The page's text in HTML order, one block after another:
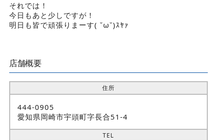
それでは！
今日もあと少しですが！
明日も皆で頑張りまーす( ˘ω˘)ｽﾔｧ
店舗概要
住所
444-0905
愛知県岡崎市宇頭町字長合51-4
TEL